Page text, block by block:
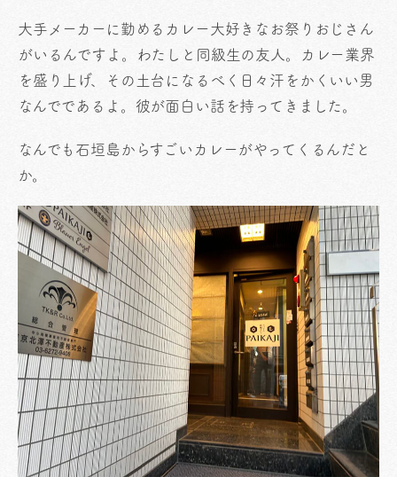
大手メーカーに勤めるカレー大好きなお祭りおじさん
がいるんですよ。わたしと同級生の友人。カレー業界
を盛り上げ、その土台になるべく日々汗をかくいい男
なんでであるよ。彼が面白い話を持ってきました。
なんでも石垣島からすごいカレーがやってくるんだと
か。